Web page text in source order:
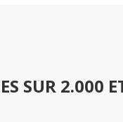
SUR 2.000